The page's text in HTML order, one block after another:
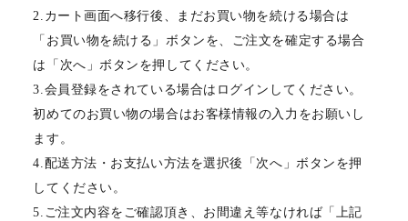
2.カート画面へ移行後、まだお買い物を続ける場合は
「お買い物を続ける」ボタンを、ご注文を確定する場合
は「次へ」ボタンを押してください。
3.会員登録をされている場合はログインしてください。
初めてのお買い物の場合はお客様情報の入力をお願いし
ます。
4.配送方法・お支払い方法を選択後「次へ」ボタンを押
してください。
5.ご注文内容をご確認頂き、お間違え等なければ「上記